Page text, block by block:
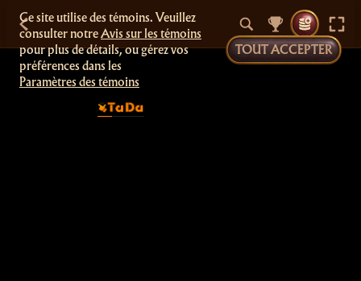
Ce site utilise des témoins. Veuillez
consulter notreAvis sur les témoins
pour plus de détails, ou gérez vos
préférences dans les
Paramètres des témoins
TOUT ACCEPTER